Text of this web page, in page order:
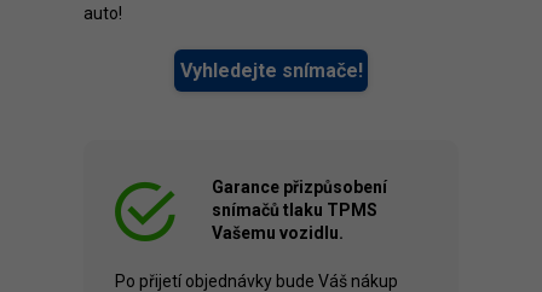
auto!
Vyhledejte snímače!
Garance přizpůsobení
snímačů tlaku TPMS
Vašemu vozidlu.
Po přijetí objednávky bude Váš nákup